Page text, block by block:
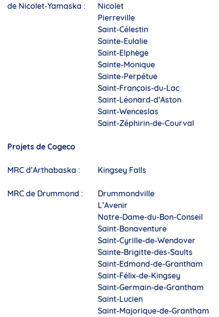
de Nicolet-Yamaska :
Nicolet
Pierreville
Saint-Célestin
Sainte-Eulalie
Saint-Elphège
Sainte-Monique
Sainte-Perpétue
Saint-François-du-Lac
Saint-Léonard-d’Aston
Saint-Wenceslas
Saint-Zéphirin-de-Courval
Projets de Cogeco
MRC d’Arthabaska : Kingsey Falls
MRC de Drummond :
Drummondville
L’Avenir
Notre-Dame-du-Bon-Conseil
Saint-Bonaventure
Saint-Cyrille-de-Wendover
Sainte-Brigitte-des-Saults
Saint-Edmond-de-Grantham
Saint-Félix-de-Kingsey
Saint-Germain-de-Grantham
Saint-Lucien
Saint-Majorique-de-Grantham